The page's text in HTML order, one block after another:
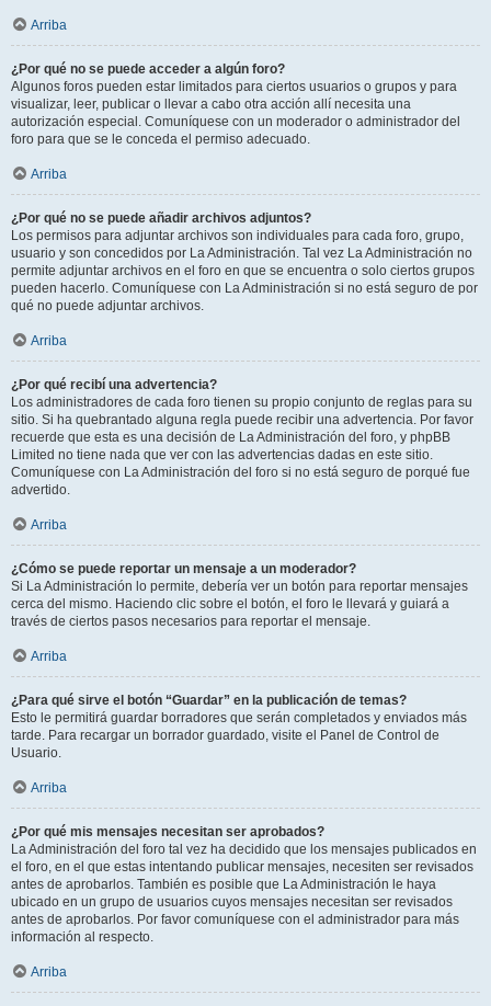
Arriba
¿Por qué no se puede acceder a algún foro?
Algunos foros pueden estar limitados para ciertos usuarios o grupos y para
visualizar, leer, publicar o llevar a cabo otra acción allí necesita una
autorización especial. Comuníquese con un moderador o administrador del
foro para que se le conceda el permiso adecuado.
Arriba
¿Por qué no se puede añadir archivos adjuntos?
Los permisos para adjuntar archivos son individuales para cada foro, grupo,
usuario y son concedidos por La Administración. Tal vez La Administración no
permite adjuntar archivos en el foro en que se encuentra o solo ciertos grupos
pueden hacerlo. Comuníquese con La Administración si no está seguro de por
qué no puede adjuntar archivos.
Arriba
¿Por qué recibí una advertencia?
Los administradores de cada foro tienen su propio conjunto de reglas para su
sitio. Si ha quebrantado alguna regla puede recibir una advertencia. Por favor
recuerde que esta es una decisión de La Administración del foro, y phpBB
Limited no tiene nada que ver con las advertencias dadas en este sitio.
Comuníquese con La Administración del foro si no está seguro de porqué fue
advertido.
Arriba
¿Cómo se puede reportar un mensaje a un moderador?
Si La Administración lo permite, debería ver un botón para reportar mensajes
cerca del mismo. Haciendo clic sobre el botón, el foro le llevará y guiará a
través de ciertos pasos necesarios para reportar el mensaje.
Arriba
¿Para qué sirve el botón “Guardar” en la publicación de temas?
Esto le permitirá guardar borradores que serán completados y enviados más
tarde. Para recargar un borrador guardado, visite el Panel de Control de
Usuario.
Arriba
¿Por qué mis mensajes necesitan ser aprobados?
La Administración del foro tal vez ha decidido que los mensajes publicados en
el foro, en el que estas intentando publicar mensajes, necesiten ser revisados
antes de aprobarlos. También es posible que La Administración le haya
ubicado en un grupo de usuarios cuyos mensajes necesitan ser revisados
antes de aprobarlos. Por favor comuníquese con el administrador para más
información al respecto.
Arriba